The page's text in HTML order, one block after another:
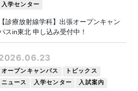
入学センター
【診療放射線学科】出張オープンキャン
スin東北 申し込み受付中！
オープンキャンパス
トピックス
ニュース
入学センター 入試案内